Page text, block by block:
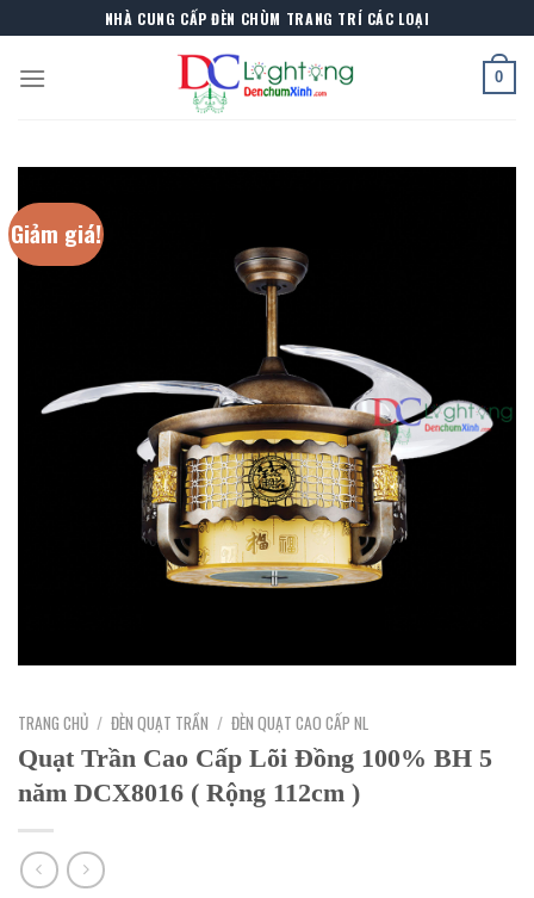
to
content
NHÀ CUNG CẤP ĐÈN CHÙM TRANG TRÍ CÁC LOẠI
0
Giảm giá!
TRANG CHỦ / ĐÈN QUẠT TRẦN / ĐÈN QUẠT CAO CẤP NL
Quạt Trần Cao Cấp Lõi Đồng 100% BH 5
năm DCX8016 ( Rộng 112cm )